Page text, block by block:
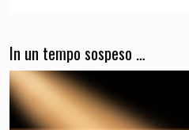
In un tempo sospeso …